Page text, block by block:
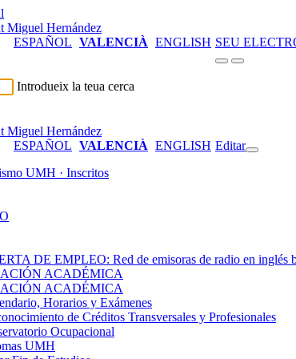
ESPAÑOL VALENCIÀ ENGLISH SEU
Introdueix la teua cerca
ESPAÑOL VALENCIÀ ENGLISH Editar
UMH · Inscritos
DE EMPLEO: Red de emisoras de radio en inglés
ACADÉMICA
ACADÉMICA
Horarios y Exámenes
de Créditos Transversales y Profesionales
Ocupacional
UMH